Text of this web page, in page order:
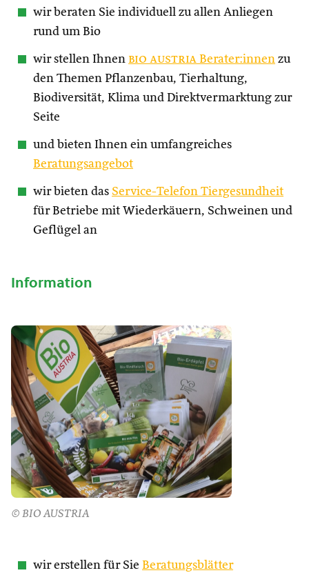
wir beraten Sie individuell zu allen Anliegen
rund um Bio
wir stellen Ihnen bio austria Berater:innen zu
den Themen Pflanzenbau, Tierhaltung,
Biodiversität, Klima und Direktvermarktung zur
Seite
und bieten Ihnen ein umfangreiches
Beratungsangebot
wir bieten das Service-Telefon Tiergesundheit
für Betriebe mit Wiederkäuern, Schweinen und
Geflügel an
Information
© BIO AUSTRIA
wir erstellen für Sie Beratungsblätter